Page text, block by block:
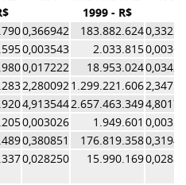
1999 - R$
0,366942 183.882.624
0,003543 2.033.815
0,017222 18.953.024
2,2800921.299.221.606
4,9135442.657.463.349
0,003026 1.949.601
0,380851 176.819.358
0,028250 15.990.169